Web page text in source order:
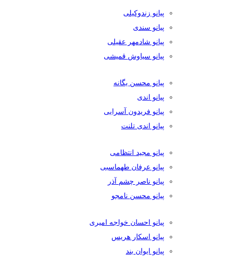
پیانو زندوکیلی
پیانو سندی
پیانو شادمهر عقیلی
پیانو سیاوش قمیشی
پیانو محسن یگانه
پیانو اندی
پیانو فریدون آسرایی
پیانو اندی تلنت
پیانو مجید انتظامی
پیانو عرفان طهماسبی
پیانو ناصر چشم آذر
پیانو محسن نامجو
پیانو احسان خواجه امیری
پیانو اسکار هریس
پیانو ایوان بند